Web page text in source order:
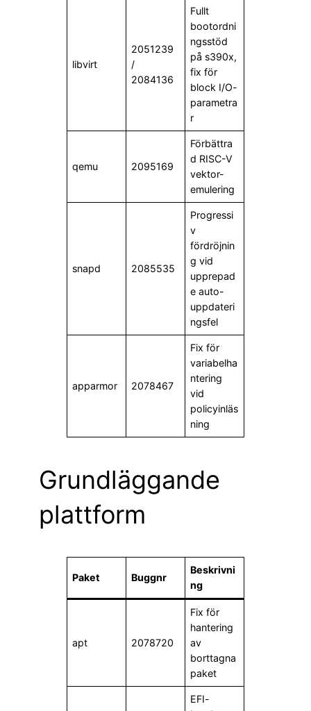
libvirt
2051239
/
2084136
Fullt
bootordni
ngsstöd
på s390x,
fix för
block I/O-
parametra
r
qemu 2095169
Förbättra
d RISC-V
vektor-
emulering
snapd 2085535
Progressi
v
fördröjnin
g vid
upprepad
e auto-
uppdateri
ngsfel
apparmor 2078467
Fix för
variabelha
ntering
vid
policyinläs
ning
Grundläggande
plattform
Paket Buggnr
Beskrivni
ng
apt 2078720
Fix för
hantering
av
borttagna
paket
EFI-